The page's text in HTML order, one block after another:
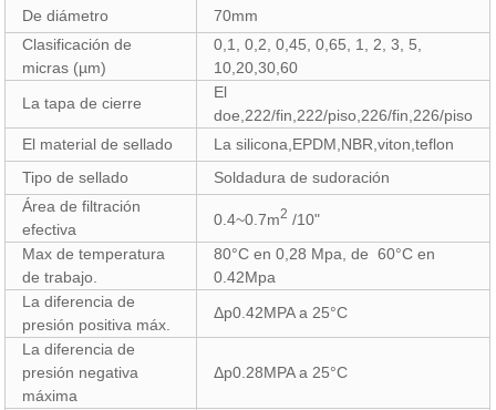
De diámetro
70mm
Clasificación de
micras (µm)
0,1, 0,2, 0,45, 0,65, 1, 2, 3, 5,
10,20,30,60
La tapa de cierre
El
doe,222/fin,222/piso,226/fin,226/piso
El material de sellado
La silicona,EPDM,NBR,viton,teflon
Tipo de sellado
Soldadura de sudoración
Área de filtración
efectiva
0.4~0.7m2 /10"
Max de temperatura
de trabajo.
80°C en 0,28 Mpa, de 60°C en
0.42Mpa
La diferencia de
presión positiva máx.
Δp0.42MPA a 25°C
La diferencia de
presión negativa
máxima
Δp0.28MPA a 25°C